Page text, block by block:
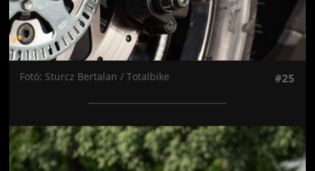
Fotó: Sturcz Bertalan / Totalbike #25
Jön még kép!